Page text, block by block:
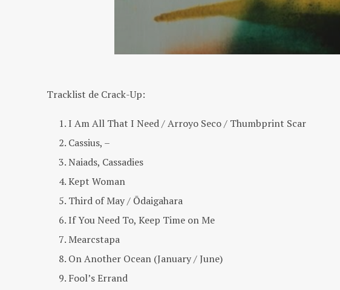
Tracklist de Crack-Up:
I Am All That I Need / Arroyo Seco / Thumbprint Scar
Cassius, –
Naiads, Cassadies
Kept Woman
Third of May / Ōdaigahara
If You Need To, Keep Time on Me
Mearcstapa
On Another Ocean (January / June)
Fool’s Errand